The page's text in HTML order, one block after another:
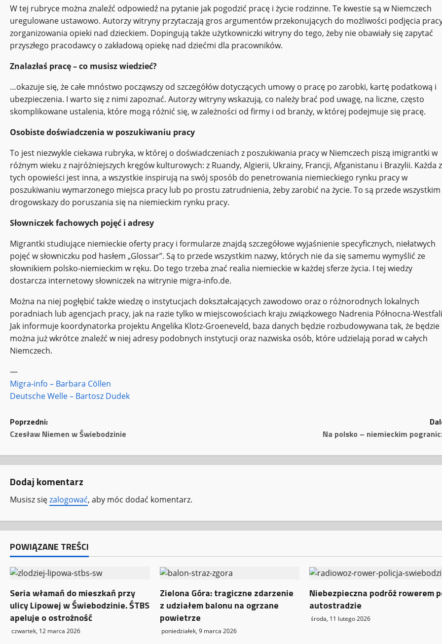
W tej rubryce można znaleźć odpowiedź na pytanie jak pogodzić pracę i życie rodzinne. Te kwestie są w Niemczech
uregulowane ustawowo. Autorzy witryny przytaczają gros argumentów przekonujących do możliwości podjęcia
zorganizowania opieki nad dzieckiem. Dopingują także użytkowniczki witryny do tego, żeby nie obawiały się zapytać
przyszłego pracodawcy o zakładową opiekę nad dziećmi dla pracowników.
Znalazłaś pracę – co musisz wiedzieć?
…okazuje się, że całe mnóstwo począwszy od szczegółów dotyczących umowy o pracę po zarobki, kartę podatkową i
ubezpieczenia. I warto się z nimi zapoznać. Autorzy witryny wskazują, co należy brać pod uwagę, na liczne, często
skomplikowane ustalenia, które mogą różnić się, w zależności od firmy i od branży, w której podejmuje się pracę.
Osobiste doświadczenia w poszukiwaniu pracy
To jest niezwykle ciekawa rubryka, w której o doświadczeniach z poszukiwania pracy w Niemczech piszą imigrantki w
różnym wieku z najróżniejszych kręgów kulturowych: z Ruandy, Algierii, Ukrainy, Francji, Afganistanu i Brazylii. Każda z
tych opowieści jest inna, a wszystkie inspirują na swój sposób do penetrowania niemieckiego rynku pracy w
poszukiwaniu wymarzonego miejsca pracy lub po prostu zatrudnienia, żeby zarobić na życie. To są przede wszystkim
drogowskazy do poruszania się na niemieckim rynku pracy.
Słowniczek fachowych pojęć i adresy
Migrantki studiujące niemieckie oferty pracy i formularze znajdą szczegółowe wyjaśnienie specyficznych, niełatwych
pojęć w słowniczku pod hasłem „Glossar”. Są to przede wszystkim nazwy, których nie da się samemu wymyślić ze
słownikiem polsko-niemieckim w ręku. Do tego trzeba znać realia niemieckie w każdej sferze życia. I tej wiedzy
dostarcza internetowy słowniczek na witrynie migra-info.de.
Można na niej pogłębić także wiedzę o instytucjach dokształcających zawodowo oraz o różnorodnych lokalnych
poradniach lub agencjach pracy, jak na razie tylko w miejscowościach kraju związkowego Nadrenia Północna-
Jak informuje koordynatorka projektu Angelika Klotz-Groeneveld, baza danych będzie rozbudowywana tak, że będzie
można już wkrótce znaleźć w niej adresy podobnych instytucji oraz nazwiska osób, które udzielają porad w całych
Niemczech.
—
Migra-info – Barbara Cöllen
Deutsche Welle – Bartosz Dudek
Z
b
a
c
z
w
p
i
s
y
Poprzedni:
Czesław Niemen w Świebodzinie
Na polsko – niemieckim
Dodaj komentarz
Musisz sięzalogować, aby móc dodać komentarz.
POWIĄZANE TREŚCI
Seria włamań do mieszkań przy
ulicy Lipowej w Świebodzinie. ŚTBS
apeluje o ostrożność
czwartek, 12 marca 2026
Zielona Góra: tragiczne zdarzenie
z udziałem balonu na ogrzane
powietrze
poniedziałek, 9 marca 2026
Niebezpieczna podróż rowerem
autostradzie
środa, 11 lutego 2026